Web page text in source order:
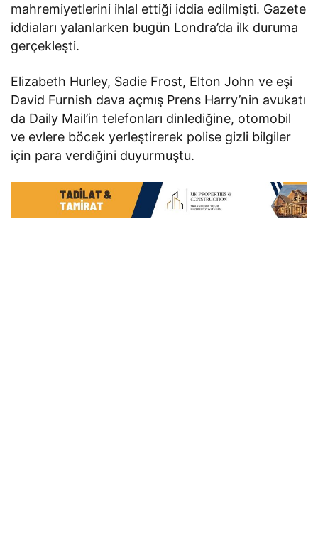
mahremiyetlerini ihlal ettiği iddia edilmişti. Gazete
iddiaları yalanlarken bugün Londra’da ilk duruma
gerçekleşti.
Elizabeth Hurley, Sadie Frost, Elton John ve eşi
David Furnish dava açmış Prens Harry’nin avukatı
da Daily Mail’in telefonları dinlediğine, otomobil
ve evlere böcek yerleştirerek polise gizli bilgiler
için para verdiğini duyurmuştu.